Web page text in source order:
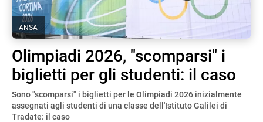
ANSA
Olimpiadi 2026, "scomparsi" i
biglietti per gli studenti: il caso
Sono "scomparsi" i biglietti per le Olimpiadi 2026 inizialmente
assegnati agli studenti di una classe dell'Istituto Galilei di
Tradate: il caso